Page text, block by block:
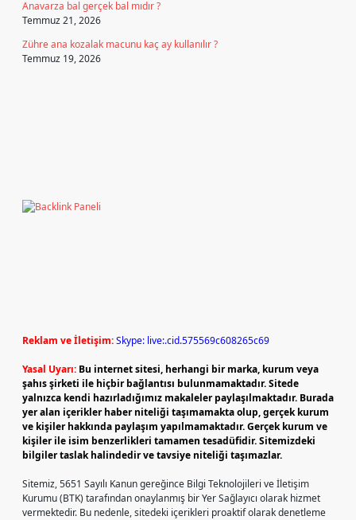
Anavarza bal gerçek bal mıdır ?
Temmuz 21, 2026
Zühre ana kozalak macunu kaç ay kullanılır ?
Temmuz 19, 2026
Reklam ve İletişim:Skype: live:.cid.575569c608265c69
Yasal Uyarı: Bu internet sitesi, herhangi bir marka, kurum veya
şahıs şirketi ile hiçbir bağlantısı bulunmamaktadır. Sitede
yalnızca kendi hazırladığımız makaleler paylaşılmaktadır. Burada
yer alan içerikler haber niteliği taşımamakta olup, gerçek kurum
ve kişiler hakkında paylaşım yapılmamaktadır. Gerçek kurum ve
kişiler ile isim benzerlikleri tamamen tesadüfidir. Sitemizdeki
bilgiler taslak halindedir ve tavsiye niteliği taşımazlar.
Sitemiz, 5651 Sayılı Kanun gereğince Bilgi Teknolojileri ve İletişim
Kurumu (BTK) tarafından onaylanmış bir Yer Sağlayıcı olarak hizmet
vermektedir. Bu nedenle, sitedeki içerikleri proaktif olarak denetleme